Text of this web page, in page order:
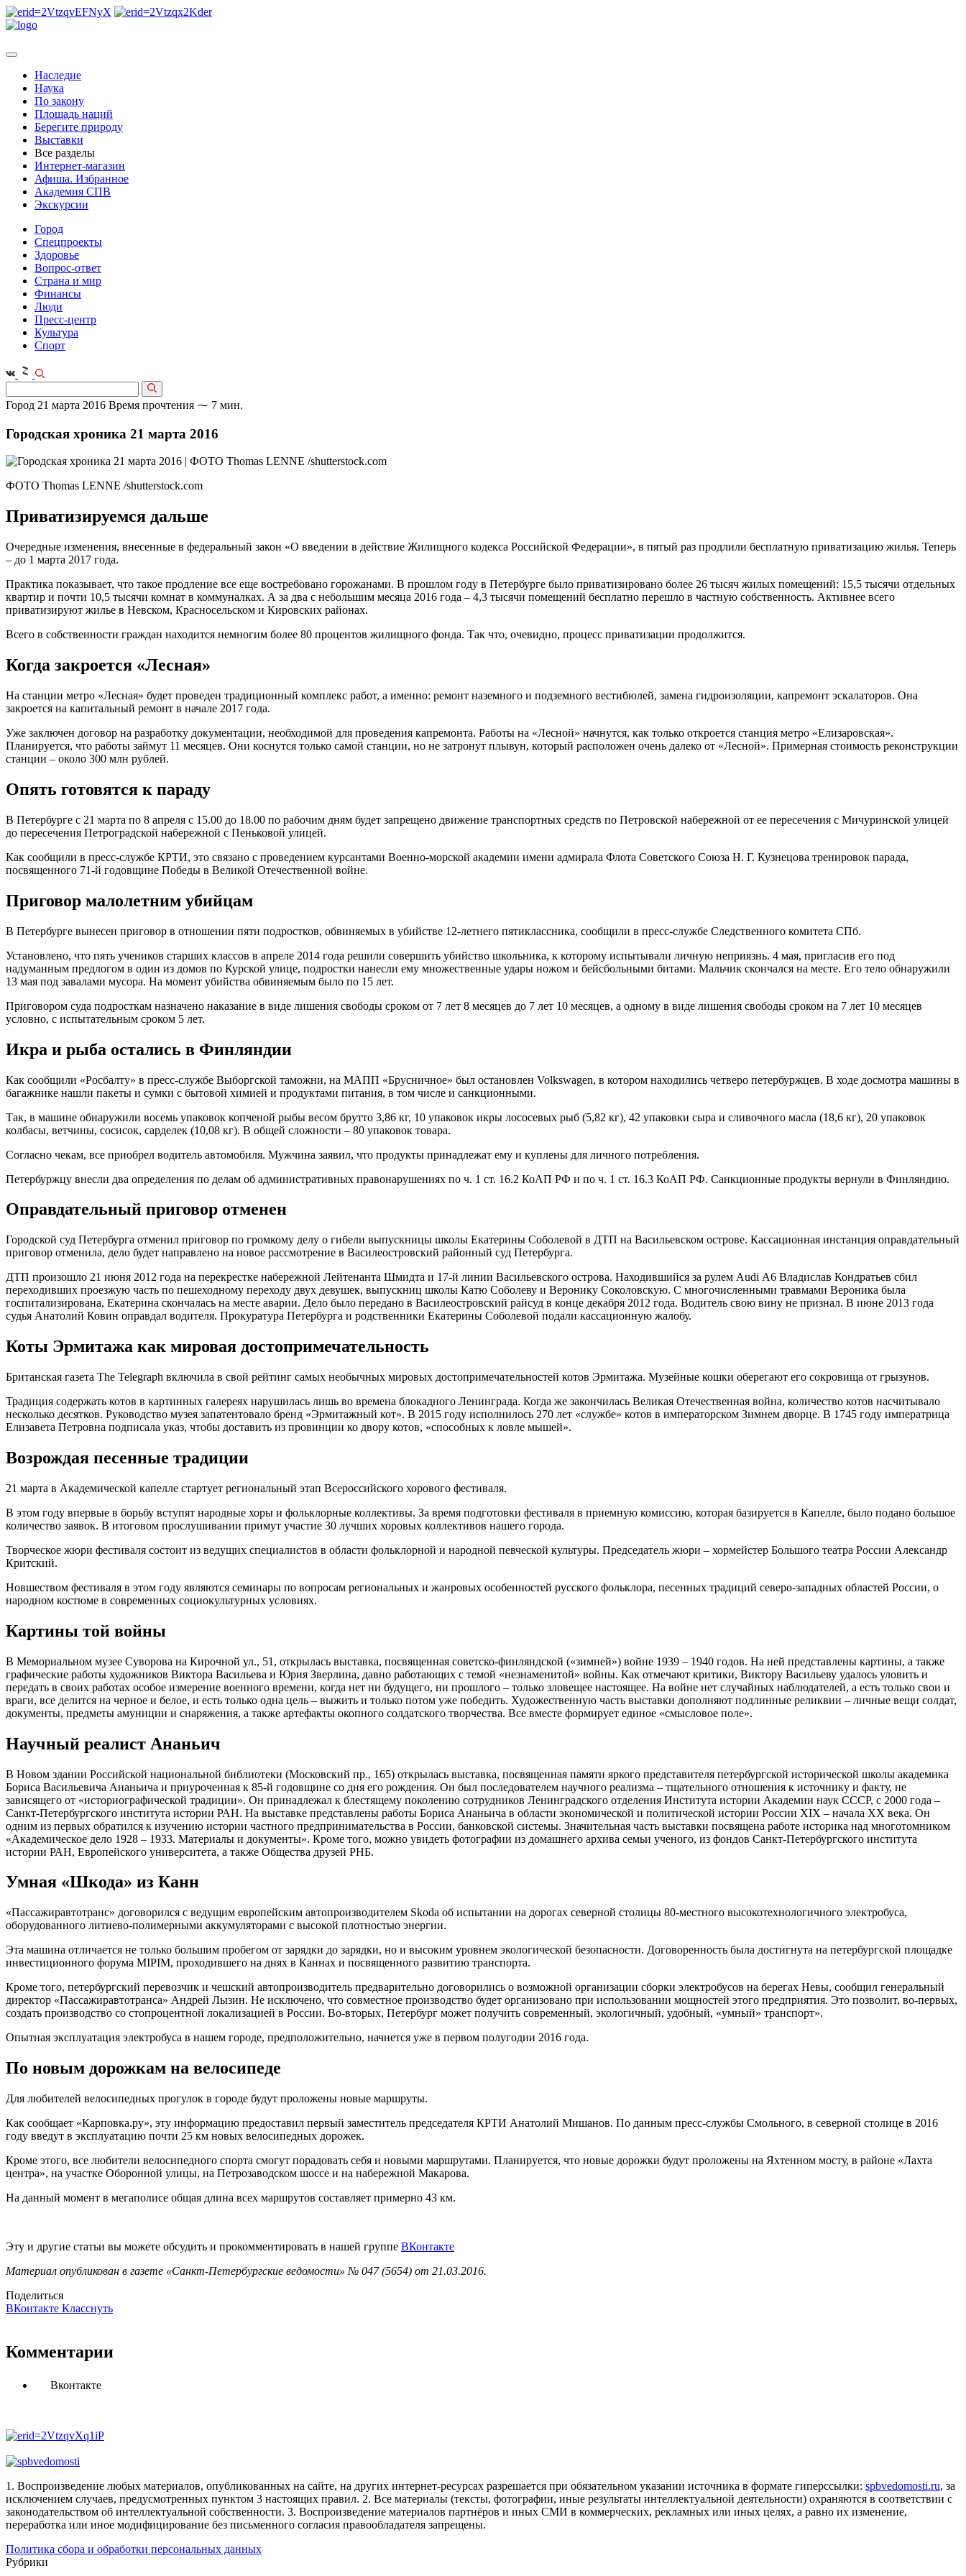
Наследие
Наука
По закону
Площадь наций
Берегите природу
Выставки
Все разделы
Интернет-магазин
Афиша. Избранное
Академия СПВ
Экскурсии
Город
Спецпроекты
Здоровье
Вопрос-ответ
Страна и мир
Финансы
Люди
Пресс-центр
Культура
Спорт
Город 21 марта 2016 Время прочтения ⁓ 7 мин.
Городская хроника 21 марта 2016
ФОТО Thomas LENNE /shutterstock.com
Приватизируемся дальше
Очередные изменения, внесенные в федеральный закон «О введении в действие Жилищного кодекса Российской Федерации», в пятый раз продлили бесплатную приватизацию жилья. Теперь
– до 1 марта 2017 года.
Практика показывает, что такое продление все еще востребовано горожанами. В прошлом году в Петербурге было приватизировано более 26 тысяч жилых помещений: 15,5 тысячи отдельных
квартир и почти 10,5 тысячи комнат в коммуналках. А за два с небольшим месяца 2016 года – 4,3 тысячи помещений бесплатно перешло в частную собственность. Активнее всего
приватизируют жилье в Невском, Красносельском и Кировских районах.
Всего в собственности граждан находится немногим более 80 процентов жилищного фонда. Так что, очевидно, процесс приватизации продолжится.
Когда закроется «Лесная»
На станции метро «Лесная» будет проведен традиционный комплекс работ, а именно: ремонт наземного и подземного вестибюлей, замена гидроизоляции, капремонт эскалаторов. Она
закроется на капитальный ремонт в начале 2017 года.
Уже заключен договор на разработку документации, необходимой для проведения капремонта. Работы на «Лесной» начнутся, как только откроется станция метро «Елизаровская».
Планируется, что работы займут 11 месяцев. Они коснутся только самой станции, но не затронут плывун, который расположен очень далеко от «Лесной». Примерная стоимость реконструкции
станции – около 300 млн рублей.
Опять готовятся к параду
В Петербурге с 21 марта по 8 апреля с 15.00 до 18.00 по рабочим дням будет запрещено движение транспортных средств по Петровской набережной от ее пересечения с Мичуринской улицей
до пересечения Петроградской набережной с Пеньковой улицей.
Как сообщили в пресс-службе КРТИ, это связано с проведением курсантами Военно-морской академии имени адмирала Флота Советского Союза Н. Г. Кузнецова тренировок парада,
посвященного 71-й годовщине Победы в Великой Отечественной войне.
Приговор малолетним убийцам
В Петербурге вынесен приговор в отношении пяти подростков, обвиняемых в убийстве 12-летнего пятиклассника, сообщили в пресс-службе Следственного комитета СПб.
Установлено, что пять учеников старших классов в апреле 2014 года решили совершить убийство школьника, к которому испытывали личную неприязнь. 4 мая, пригласив его под
надуманным предлогом в один из домов по Курской улице, подростки нанесли ему множественные удары ножом и бейсбольными битами. Мальчик скончался на месте. Его тело обнаружили
13 мая под завалами мусора. На момент убийства обвиняемым было по 15 лет.
Приговором суда подросткам назначено наказание в виде лишения свободы сроком от 7 лет 8 месяцев до 7 лет 10 месяцев, а одному в виде лишения свободы сроком на 7 лет 10 месяцев
условно, с испытательным сроком 5 лет.
Икра и рыба остались в Финляндии
Как сообщили «Росбалту» в пресс-службе Выборгской таможни, на МАПП «Брусничное» был остановлен Volkswagen, в котором находились четверо петербуржцев. В ходе досмотра машины в
багажнике нашли пакеты и сумки с бытовой химией и продуктами питания, в том числе и санкционными.
Так, в машине обнаружили восемь упаковок копченой рыбы весом брутто 3,86 кг, 10 упаковок икры лососевых рыб (5,82 кг), 42 упаковки сыра и сливочного масла (18,6 кг), 20 упаковок
колбасы, ветчины, сосисок, сарделек (10,08 кг). В общей сложности – 80 упаковок товара.
Согласно чекам, все приобрел водитель автомобиля. Мужчина заявил, что продукты принадлежат ему и куплены для личного потребления.
Петербуржцу внесли два определения по делам об административных правонарушениях по ч. 1 ст. 16.2 КоАП РФ и по ч. 1 ст. 16.3 КоАП РФ. Санкционные продукты вернули в Финляндию.
Оправдательный приговор отменен
Городской суд Петербурга отменил приговор по громкому делу о гибели выпускницы школы Екатерины Соболевой в ДТП на Васильевском острове. Кассационная инстанция оправдательный
приговор отменила, дело будет направлено на новое рассмотрение в Василеостровский районный суд Петербурга.
ДТП произошло 21 июня 2012 года на перекрестке набережной Лейтенанта Шмидта и 17-й линии Васильевского острова. Находившийся за рулем Audi А6 Владислав Кондратьев сбил
переходивших проезжую часть по пешеходному переходу двух девушек, выпускниц школы Катю Соболеву и Веронику Соколовскую. С многочисленными травмами Вероника была
госпитализирована, Екатерина скончалась на месте аварии. Дело было передано в Василеостровский райсуд в конце декабря 2012 года. Водитель свою вину не признал. В июне 2013 года
судья Анатолий Ковин оправдал водителя. Прокуратура Петербурга и родственники Екатерины Соболевой подали кассационную жалобу.
Коты Эрмитажа как мировая достопримечательность
Британская газета The Telegraph включила в свой рейтинг самых необычных мировых достопримечательностей котов Эрмитажа. Музейные кошки оберегают его сокровища от грызунов.
Традиция содержать котов в картинных галереях нарушилась лишь во времена блокадного Ленинграда. Когда же закончилась Великая Отечественная война, количество котов насчитывало
несколько десятков. Руководство музея запатентовало бренд «Эрмитажный кот». В 2015 году исполнилось 270 лет «службе» котов в императорском Зимнем дворце. В 1745 году императрица
Елизавета Петровна подписала указ, чтобы доставить из провинции ко двору котов, «способных к ловле мышей».
Возрождая песенные традиции
21 марта в Академической капелле стартует региональный этап Всероссийского хорового фестиваля.
В этом году впервые в борьбу вступят народные хоры и фольклорные коллективы. За время подготовки фестиваля в приемную комиссию, которая базируется в Капелле, было подано большое
количество заявок. В итоговом прослушивании примут участие 30 лучших хоровых коллективов нашего города.
Творческое жюри фестиваля состоит из ведущих специалистов в области фольклорной и народной певческой культуры. Председатель жюри – хормейстер Большого театра России Александр
Критский.
Новшеством фестиваля в этом году являются семинары по вопросам региональных и жанровых особенностей русского фольклора, песенных традиций северо-западных областей России, о
народном костюме в современных социокультурных условиях.
Картины той войны
В Мемориальном музее Суворова на Кирочной ул., 51, открылась выставка, посвященная советско-финляндской («зимней») войне 1939 – 1940 годов. На ней представлены картины, а также
графические работы художников Виктора Васильева и Юрия Зверлина, давно работающих с темой «незнаменитой» войны. Как отмечают критики, Виктору Васильеву удалось уловить и
передать в своих работах особое измерение военного времени, когда нет ни будущего, ни прошлого – только зловещее настоящее. На войне нет случайных наблюдателей, а есть только свои и
враги, все делится на черное и белое, и есть только одна цель – выжить и только потом уже победить. Художественную часть выставки дополняют подлинные реликвии – личные вещи солдат,
документы, предметы амуниции и снаряжения, а также артефакты окопного солдатского творчества. Все вместе формирует единое «смысловое поле».
Научный реалист Ананьич
В Новом здании Российской национальной библиотеки (Московский пр., 165) открылась выставка, посвященная памяти яркого представителя петербургской исторической школы академика
Бориса Васильевича Ананьича и приуроченная к 85-й годовщине со дня его рождения. Он был последователем научного реализма – тщательного отношения к источнику и факту, не
зависящего от «историографической традиции». Он принадлежал к блестящему поколению сотрудников Ленинградского отделения Института истории Академии наук СССР, с 2000 года –
Санкт-Петербургского института истории РАН. На выставке представлены работы Бориса Ананьича в области экономической и политической истории России XIX – начала XX века. Он
одним из первых обратился к изучению истории частного предпринимательства в России, банковской системы. Значительная часть выставки посвящена работе историка над многотомником
«Академическое дело 1928 – 1933. Материалы и документы». Кроме того, можно увидеть фотографии из домашнего архива семьи ученого, из фондов Санкт-Петербургского института
истории РАН, Европейского университета, а также Общества друзей РНБ.
Умная «Шкода» из Канн
«Пассажиравтотранс» договорился с ведущим европейским автопроизводителем Skoda об испытании на дорогах северной столицы 80-местного высокотехнологичного электробуса,
оборудованного литиево-полимерными аккумуляторами с высокой плотностью энергии.
Эта машина отличается не только большим пробегом от зарядки до зарядки, но и высоким уровнем экологической безопасности. Договоренность была достигнута на петербургской площадке
инвестиционного форума MIPIM, проходившего на днях в Каннах и посвященного развитию транспорта.
Кроме того, петербургский перевозчик и чешский автопроизводитель предварительно договорились о возможной организации сборки электробусов на берегах Невы, сообщил генеральный
директор «Пассажиравтотранса» Андрей Лызин. Не исключено, что совместное производство будет организовано при использовании мощностей этого предприятия. Это позволит, во-первых,
создать производство со стопроцентной локализацией в России. Во-вторых, Петербург может получить современный, экологичный, удобный, «умный» транспорт».
Опытная эксплуатация электробуса в нашем городе, предположительно, начнется уже в первом полугодии 2016 года.
По новым дорожкам на велосипеде
Для любителей велосипедных прогулок в городе будут проложены новые маршруты.
Как сообщает «Карповка.ру», эту информацию предоставил первый заместитель председателя КРТИ Анатолий Мишанов. По данным пресс-службы Смольного, в северной столице в 2016
году введут в эксплуатацию почти 25 км новых велосипедных дорожек.
Кроме этого, все любители велосипедного спорта смогут порадовать себя и новыми маршрутами. Планируется, что новые дорожки будут проложены на Яхтенном мосту, в районе «Лахта
центра», на участке Оборонной улицы, на Петрозаводском шоссе и на набережной Макарова.
На данный момент в мегаполисе общая длина всех маршрутов составляет примерно 43 км.
Эту и другие статьи вы можете обсудить и прокомментировать в нашей группе ВКонтакте
Материал опубликован в газете «Санкт-Петербургские ведомости» № 047 (5654) от 21.03.2016.
Поделиться
ВКонтакте Класснуть
Комментарии
Вконтакте
1. Воспроизведение любых материалов, опубликованных на сайте, на других интернет-ресурсах разрешается при обязательном указании источника в формате гиперссылки: spbvedomosti.ru, за
исключением случаев, предусмотренных пунктом 3 настоящих правил. 2. Все материалы (тексты, фотографии, иные результаты интеллектуальной деятельности) охраняются в соответствии с
законодательством об интеллектуальной собственности. 3. Воспроизведение материалов партнёров и иных СМИ в коммерческих, рекламных или иных целях, а равно их изменение,
переработка или иное модифицирование без письменного согласия правообладателя запрещены.
Политика сбора и обработки персональных данных
Рубрики